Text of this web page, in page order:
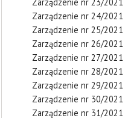
Zarządzenie nr 24/2021
Zarządzenie nr 25/2021
Zarządzenie nr 26/2021
Zarządzenie nr 27/2021
Zarządzenie nr 28/2021
Zarządzenie nr 29/2021
Zarządzenie nr 30/2021
Zarządzenie nr 31/2021